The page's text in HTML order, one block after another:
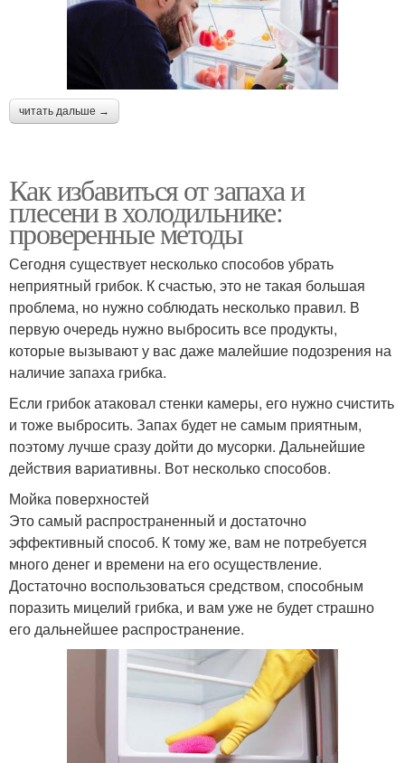
читать дальше →
Как избавиться от запаха и
плесени в холодильнике:
проверенные методы
Сегодня существует несколько способов убрать
неприятный грибок. К счастью, это не такая большая
проблема, но нужно соблюдать несколько правил. В
первую очередь нужно выбросить все продукты,
которые вызывают у вас даже малейшие подозрения на
наличие запаха грибка.
Если грибок атаковал стенки камеры, его нужно счистить
и тоже выбросить. Запах будет не самым приятным,
поэтому лучше сразу дойти до мусорки. Дальнейшие
действия вариативны. Вот несколько способов.
Мойка поверхностей
Это самый распространенный и достаточно
эффективный способ. К тому же, вам не потребуется
много денег и времени на его осуществление.
Достаточно воспользоваться средством, способным
поразить мицелий грибка, и вам уже не будет страшно
его дальнейшее распространение.